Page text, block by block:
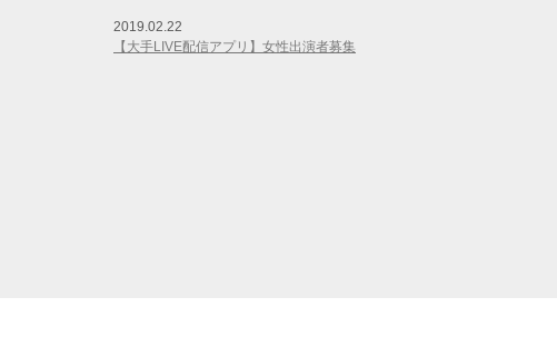
2019.02.22
【大手LIVE配信アプリ】女性出演者募集